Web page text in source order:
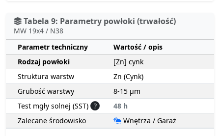
Tabela 9: Parametry powłoki (trwałość)
MW 19x4 / N38
Parametr techniczny
Wartość / opis
Rodzaj powłoki
[Zn] cynk
Struktura warstw
Zn (Cynk)
Grubość warstwy
8-15 µm
Test mgły solnej (SST) ?
48 h
Zalecane środowisko
Wnętrza / Garaż